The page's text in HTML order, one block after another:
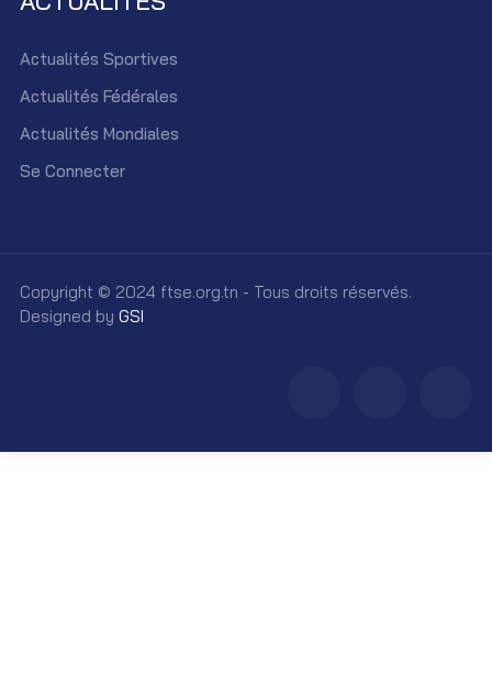
Actualités Sportives
Actualités Fédérales
Actualités Mondiales
Se Connecter
Copyright © 2024 ftse.org.tn - Tous droits réservés.
Designed by GSI